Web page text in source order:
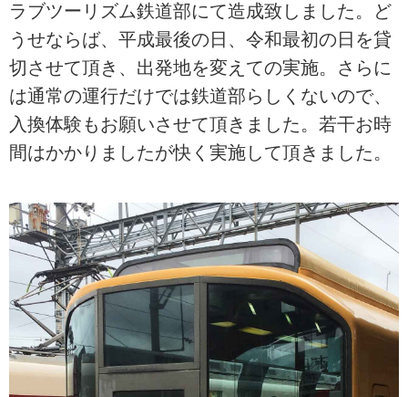
ラブツーリズム鉄道部にて造成致しました。ど
うせならば、平成最後の日、令和最初の日を貸
切させて頂き、出発地を変えての実施。さらに
は通常の運行だけでは鉄道部らしくないので、
入換体験もお願いさせて頂きました。若干お時
間はかかりましたが快く実施して頂きました。